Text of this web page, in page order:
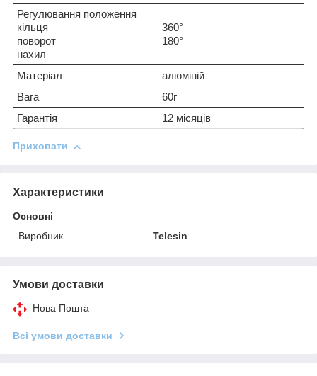
Регулювання положення
кільця
поворот
нахил
360°
180°
Матеріал
алюміній
Вага
60г
Гарантія
12 місяців
Приховати
Характеристики
Основні
Виробник
Telesin
Умови доставки
Нова Пошта
Всі умови доставки